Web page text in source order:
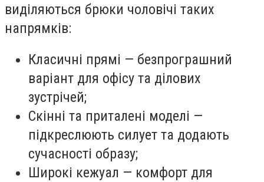
виділяються брюки чоловічі таких
напрямків:
Класичні прямі — безпрограшний
варіант для офісу та ділових
зустрічей;
Скінні та приталені моделі —
підкреслюють силует та додають
сучасності образу;
Широкі кежуал — комфорт для